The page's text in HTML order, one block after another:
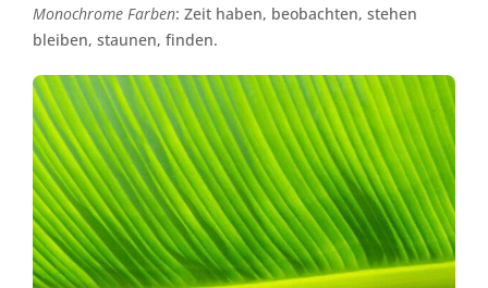
Monochrome Farben: Zeit haben, beobachten, stehen
bleiben, staunen, finden.